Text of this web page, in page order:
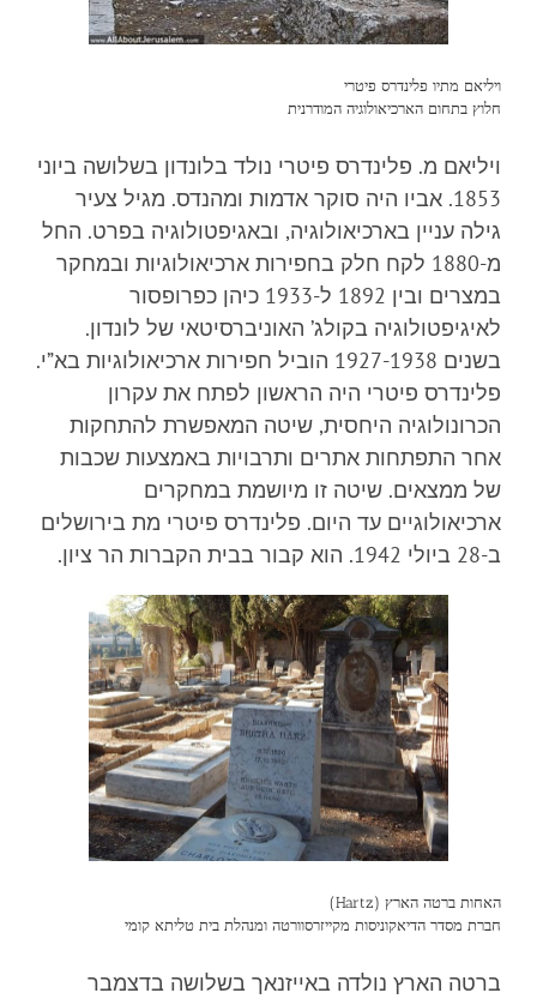
ויליאם מתיו פלינדרס פיטרי
חלוץ בתחום הארכיאולוגיה המודרנית
ויליאם מ. פלינדרס פיטרי נולד בלונדון בשלושה ביוני
1853. אביו היה סוקר אדמות ומהנדס. מגיל צעיר
גילה עניין בארכיאולוגיה, ובאגיפטולוגיה בפרט. החל
מ-1880 לקח חלק בחפירות ארכיאולוגיות ובמחקר
במצרים ובין 1892 ל-1933 כיהן כפרופסור
לאיגיפטולוגיה בקולג’ האוניברסיטאי של לונדון.
בשנים 1927-1938 הוביל חפירות ארכיאולוגיות בא”י.
פלינדרס פיטרי היה הראשון לפתח את עקרון
הכרונולוגיה היחסית, שיטה המאפשרת להתחקות
אחר התפתחות אתרים ותרבויות באמצעות שכבות
של ממצאים. שיטה זו מיושמת במחקרים
ארכיאולוגיים עד היום. פלינדרס פיטרי מת בירושלים
ב-28 ביולי 1942. הוא קבור בבית הקברות הר ציון.
האחות ברטה הארץ (Hartz)
חברת מסדר הדיאקוניסות מקייזרסוורטה ומנהלת בית טליתא קומי
ברטה הארץ נולדה באייזנאך בשלושה בדצמבר